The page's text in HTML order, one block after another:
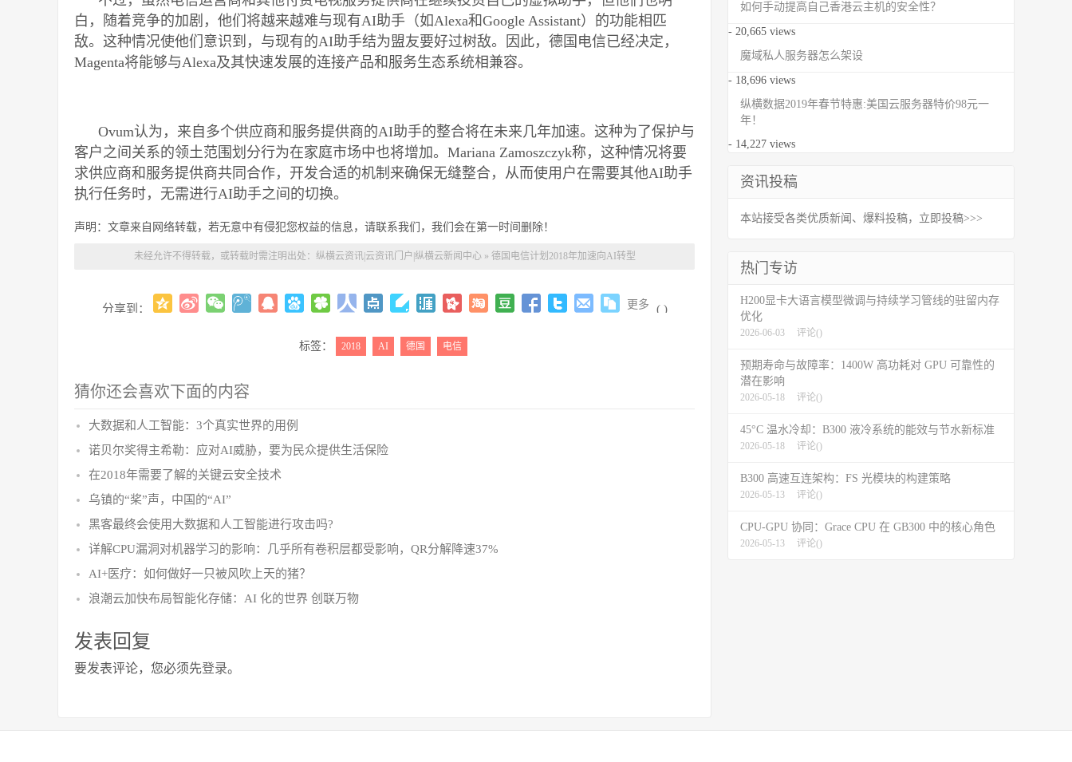
白，随着竞争的加剧，他们将越来越难与现有AI助手（如Alexa和Google Assistant）的功能相匹
敌。这种情况使他们意识到，与现有的AI助手结为盟友要好过树敌。因此，德国电信已经决定，
Magenta将能够与Alexa及其快速发展的连接产品和服务生态系统相兼容。
Ovum认为，来自多个供应商和服务提供商的AI助手的整合将在未来几年加速。这种为了保护与
客户之间关系的领土范围划分行为在家庭市场中也将增加。Mariana Zamoszczyk称，这种情况将要
求供应商和服务提供商共同合作，开发合适的机制来确保无缝整合，从而使用户在需要其他AI助手
执行任务时，无需进行AI助手之间的切换。
声明：文章来自网络转载，若无意中有侵犯您权益的信息，请联系我们，我们会在第一时间删除！
未经允许不得转载，或转载时需注明出处： 纵横云资讯|云资讯门户|纵横云新闻中心» 德国电信计划2018年加速向AI转型
分享到： 更多 ( )
标签： 2018 AI 德国 电信
猜你还会喜欢下面的内容
大数据和人工智能：3个真实世界的用例
诺贝尔奖得主希勒：应对AI威胁，要为民众提供生活保险
在2018年需要了解的关键云安全技术
乌镇的“桨”声，中国的“AI”
黑客最终会使用大数据和人工智能进行攻击吗?
详解CPU漏洞对机器学习的影响：几乎所有卷积层都受影响，QR分解降速37%
AI+医疗：如何做好一只被风吹上天的猪？
浪潮云加快布局智能化存储：AI 化的世界 创联万物
发表回复
要发表评论，您必须先登录。
如何手动提高自己香港云主机的安全性？
- 20,665 views
魔域私人服务器怎么架设
- 18,696 views
纵横数据2019年春节特惠:美国云服务器特价98元一
年！
- 14,227 views
资讯投稿
本站接受各类优质新闻、爆料投稿，立即投稿>>>
热门专访
H200显卡大语言模型微调与持续学习管线的驻留内存
优化
2026-06-03 评论()
预期寿命与故障率：1400W 高功耗对 GPU 可靠性的
潜在影响
2026-05-18 评论()
45°C 温水冷却：B300 液冷系统的能效与节水新标准
2026-05-18 评论()
B300 高速互连架构：FS 光模块的构建策略
2026-05-13 评论()
CPU-GPU 协同：Grace CPU 在 GB300 中的核心角色
2026-05-13 评论()